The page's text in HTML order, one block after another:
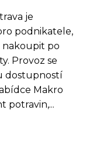
je
podnikatele,
nakoupit po
Provoz se
dostupností
Makro
potravin,...